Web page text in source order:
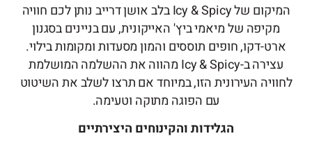
המיקום של Icy & Spicy בלב אושן דרייב נותן לכם חוויה
מקיפה של מיאמי ביץ' האייקונית, עם בניינים בסגנון
ארט-דקו, חופים תוססים והמון מסעדות ומקומות בילוי.
עצירה ב-Icy & Spicy מהווה את ההשלמה המושלמת
לחוויה העירונית הזו, במיוחד אם תרצו לשלב את השיטוט
עם הפוגה מתוקה וטעימה.
הגלידות והקינוחים היצירתיים